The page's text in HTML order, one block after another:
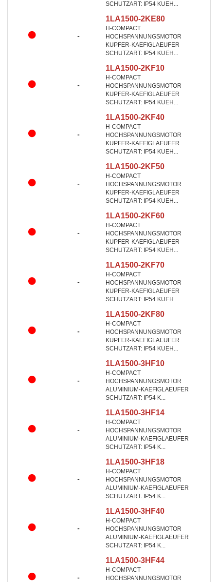
SCHUTZART: IP54 KUEH...
-
1LA1500-2KE80
H-COMPACT
HOCHSPANNUNGSMOTOR
KUPFER-KAEFIGLAEUFER
SCHUTZART: IP54 KUEH...
-
1LA1500-2KF10
H-COMPACT
HOCHSPANNUNGSMOTOR
KUPFER-KAEFIGLAEUFER
SCHUTZART: IP54 KUEH...
-
1LA1500-2KF40
H-COMPACT
HOCHSPANNUNGSMOTOR
KUPFER-KAEFIGLAEUFER
SCHUTZART: IP54 KUEH...
-
1LA1500-2KF50
H-COMPACT
HOCHSPANNUNGSMOTOR
KUPFER-KAEFIGLAEUFER
SCHUTZART: IP54 KUEH...
-
1LA1500-2KF60
H-COMPACT
HOCHSPANNUNGSMOTOR
KUPFER-KAEFIGLAEUFER
SCHUTZART: IP54 KUEH...
-
1LA1500-2KF70
H-COMPACT
HOCHSPANNUNGSMOTOR
KUPFER-KAEFIGLAEUFER
SCHUTZART: IP54 KUEH...
-
1LA1500-2KF80
H-COMPACT
HOCHSPANNUNGSMOTOR
KUPFER-KAEFIGLAEUFER
SCHUTZART: IP54 KUEH...
-
1LA1500-3HF10
H-COMPACT
HOCHSPANNUNGSMOTOR
ALUMINIUM-KAEFIGLAEUFER
SCHUTZART: IP54 K...
-
1LA1500-3HF14
H-COMPACT
HOCHSPANNUNGSMOTOR
ALUMINIUM-KAEFIGLAEUFER
SCHUTZART: IP54 K...
-
1LA1500-3HF18
H-COMPACT
HOCHSPANNUNGSMOTOR
ALUMINIUM-KAEFIGLAEUFER
SCHUTZART: IP54 K...
-
1LA1500-3HF40
H-COMPACT
HOCHSPANNUNGSMOTOR
ALUMINIUM-KAEFIGLAEUFER
SCHUTZART: IP54 K...
-
1LA1500-3HF44
H-COMPACT
HOCHSPANNUNGSMOTOR